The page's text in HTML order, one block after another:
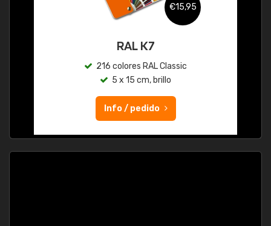
€15,95
RAL K7
216 colores RAL Classic
5 x 15 cm, brillo
Info / pedido